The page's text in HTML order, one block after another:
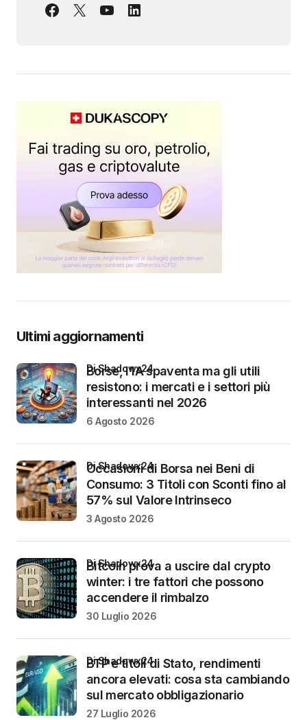
Ultimi aggiornamenti
Borse, l’IA spaventa ma gli utili
resistono: i mercati e i settori più
interessanti nel 2026
di Shadowx24
6 Agosto 2026
Occasioni di Borsa nei Beni di
Consumo: 3 Titoli con Sconti fino al
57% sul Valore Intrinseco
di Shadowx24
3 Agosto 2026
Bitcoin prova a uscire dal crypto
winter: i tre fattori che possono
accendere il rimbalzo
di Shadowx24
30 Luglio 2026
BTP e titoli di Stato, rendimenti
ancora elevati: cosa sta cambiando
sul mercato obbligazionario
di Shadowx24
27 Luglio 2026